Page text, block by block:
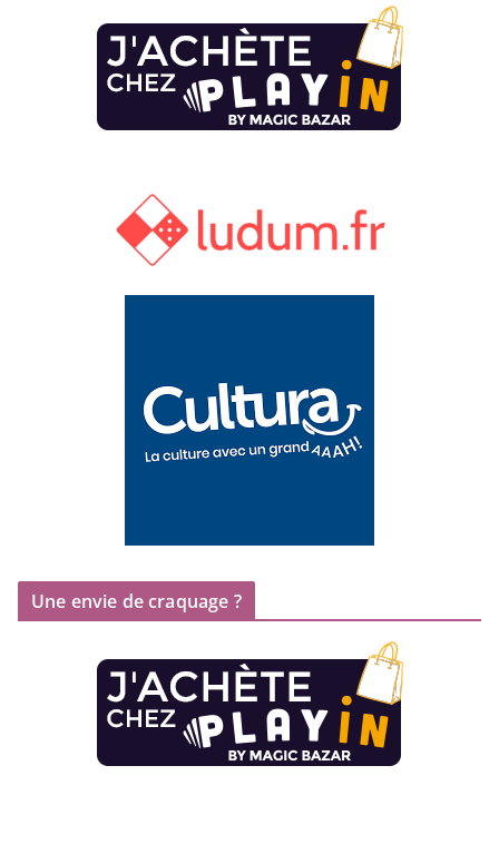
Une envie de craquage ?